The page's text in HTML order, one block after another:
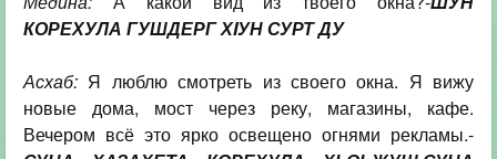
КОРЕХУЛА ГУШДЕРГ ХIУН СУРТ ДУ
Асхаб: Я люблю смотреть из своего окна. Я вижу
новые дома, мост через реку, магазины, кафе.
Вечером всё это ярко освещено огнями рекламы.-